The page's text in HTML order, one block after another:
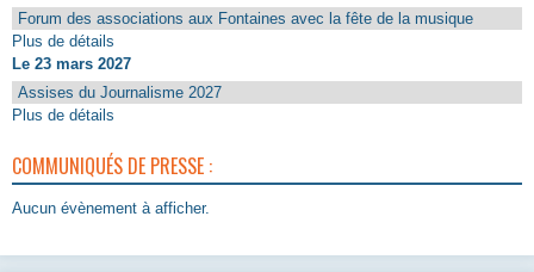
Forum des associations aux Fontaines avec la fête de la musique
Plus de détails
Le 23 mars 2027
Assises du Journalisme 2027
Plus de détails
COMMUNIQUÉS DE PRESSE :
Aucun évènement à afficher.